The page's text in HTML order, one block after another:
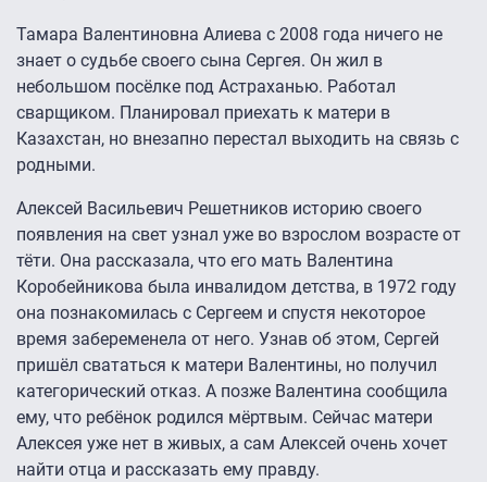
Тамара Валентиновна Алиева с 2008 года ничего не
знает о судьбе своего сына Сергея. Он жил в
небольшом посёлке под Астраханью. Работал
сварщиком. Планировал приехать к матери в
Казахстан, но внезапно перестал выходить на связь с
родными.
Алексей Васильевич Решетников историю своего
появления на свет узнал уже во взрослом возрасте от
тёти. Она рассказала, что его мать Валентина
Коробейникова была инвалидом детства, в 1972 году
она познакомилась с Сергеем и спустя некоторое
время забеременела от него. Узнав об этом, Сергей
пришёл свататься к матери Валентины, но получил
категорический отказ. А позже Валентина сообщила
ему, что ребёнок родился мёртвым. Сейчас матери
Алексея уже нет в живых, а сам Алексей очень хочет
найти отца и рассказать ему правду.